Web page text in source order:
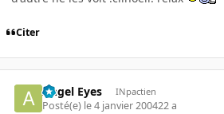
Citer
Angel Eyes INpactien
Posté(e) le 4 janvier 200422 a